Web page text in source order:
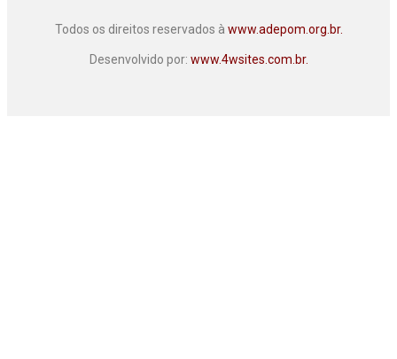
Todos os direitos reservados à www.adepom.org.br.
Desenvolvido por: www.4wsites.com.br.